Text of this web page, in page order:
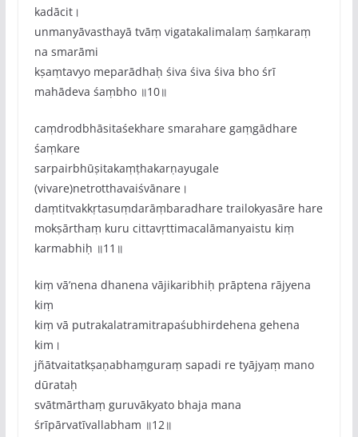
kadācit।
unmanyā‌vasthayā tvāṃ vigatakalimalaṃ śaṃkaraṃ
na smarāmi
kṣaṃtavyo me‌parādhaḥ śiva śiva śiva bho śrī
mahādeva śaṃbho ॥10॥
caṃdrodbhāsitaśekhare smarahare gaṃgādhare
śaṃkare
sarpairbhūṣitakaṃṭhakarṇayugale
(vivare)netrotthavaiśvānare।
daṃtitvakkṛtasuṃdarāṃbaradhare trailokyasāre hare
mokṣārthaṃ kuru cittavṛttimacalāmanyaistu kiṃ
karmabhiḥ ॥11॥
kiṃ vā‌’nena dhanena vājikaribhiḥ prāptena rājyena
kiṃ
kiṃ vā putrakalatramitrapaśubhirdehena gehena
kim।
jñātvaitatkṣaṇabhaṃguraṃ sapadi re tyājyaṃ mano
dūrataḥ
svātmārthaṃ guruvākyato bhaja mana
śrīpārvatīvallabham ॥12॥